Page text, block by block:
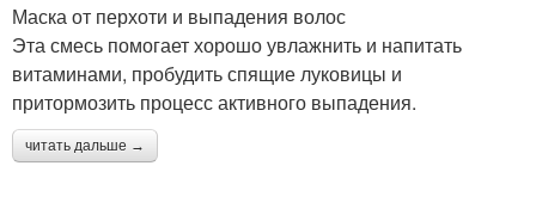
Маска от перхоти и выпадения волос
Эта смесь помогает хорошо увлажнить и напитать
витаминами, пробудить спящие луковицы и
притормозить процесс активного выпадения.
читать дальше →